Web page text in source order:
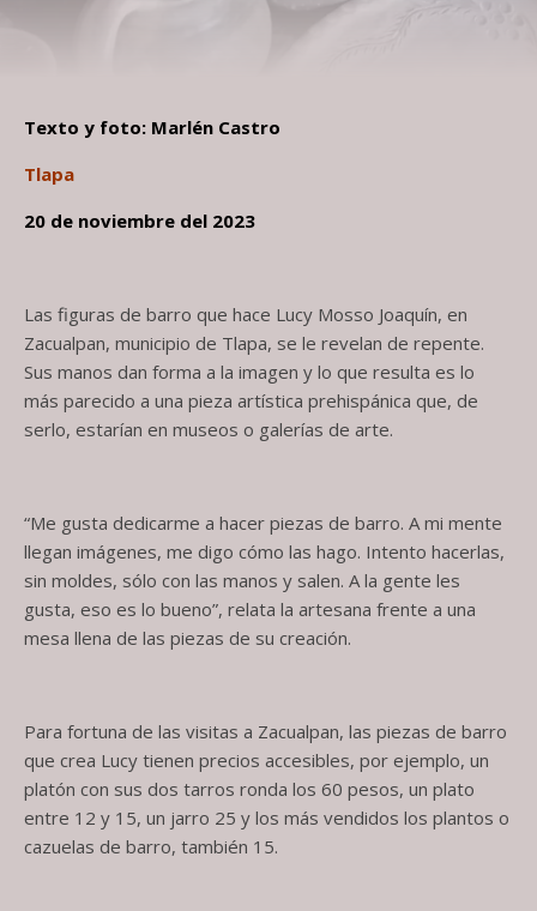
Texto y foto: Marlén Castro
Tlapa
20 de noviembre del 2023
Las figuras de barro que hace Lucy Mosso Joaquín, en
Zacualpan, municipio de Tlapa, se le revelan de repente.
Sus manos dan forma a la imagen y lo que resulta es lo
más parecido a una pieza artística prehispánica que, de
serlo, estarían en museos o galerías de arte.
“Me gusta dedicarme a hacer piezas de barro. A mi mente
llegan imágenes, me digo cómo las hago. Intento hacerlas,
sin moldes, sólo con las manos y salen. A la gente les
gusta, eso es lo bueno”, relata la artesana frente a una
mesa llena de las piezas de su creación.
Para fortuna de las visitas a Zacualpan, las piezas de barro
que crea Lucy tienen precios accesibles, por ejemplo, un
platón con sus dos tarros ronda los 60 pesos, un plato
entre 12 y 15, un jarro 25 y los más vendidos los plantos o
cazuelas de barro, también 15.